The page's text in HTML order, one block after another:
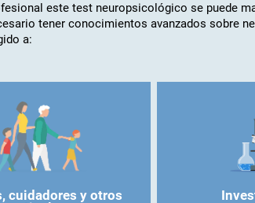
este test neuropsicológico se puede
tener conocimientos avanzados sobre
a:
cuidadores y otros